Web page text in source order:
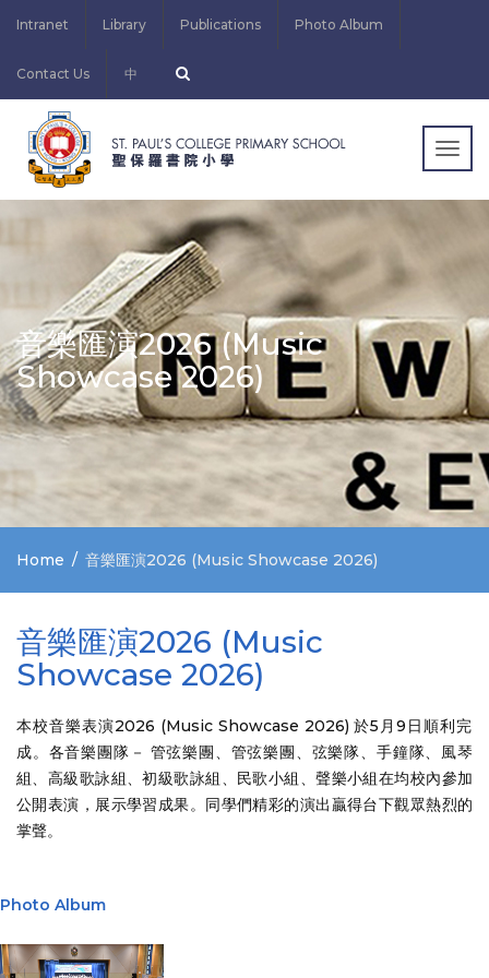
Intranet Library Publications Photo Album
Contact Us 中
音樂匯演2026 (Music
Showcase 2026)
Home 音樂匯演2026 (Music Showcase 2026)
音樂匯演2026 (Music
Showcase 2026)
本校音樂表演2026 (Music Showcase 2026) 於5月9日順利完
成。各音樂團隊－ 管弦樂團、管弦樂團、弦樂隊、手鐘隊、風琴
組、高級歌詠組、初級歌詠組、民歌小組、聲樂小組在均校內參加
公開表演，展示學習成果。同學們精彩的演出贏得台下觀眾熱烈的
掌聲。
Photo Album